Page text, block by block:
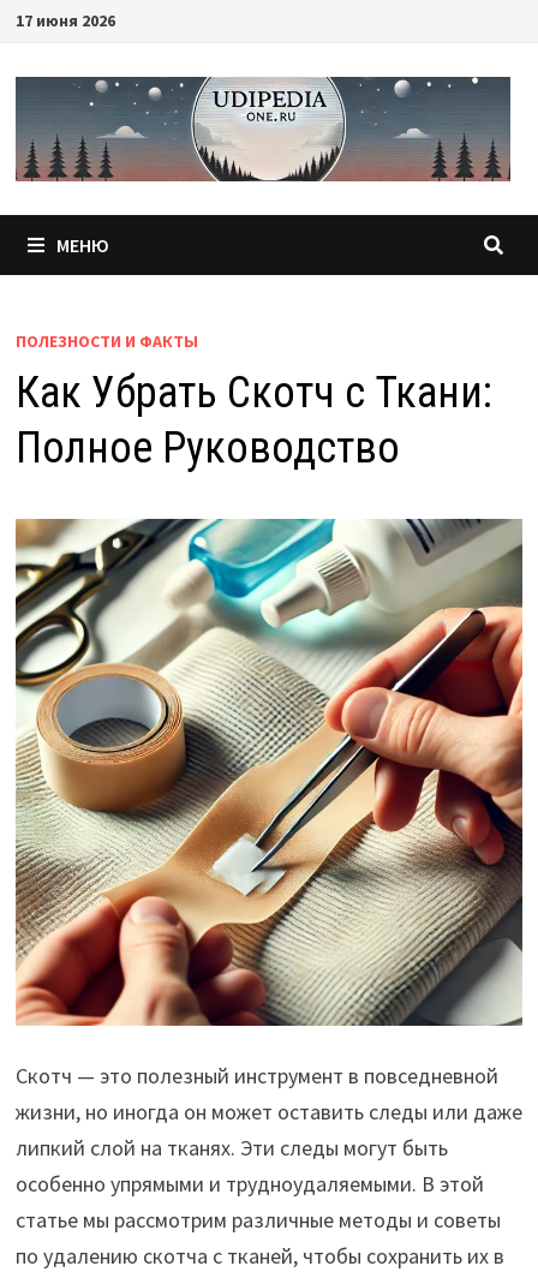
Перейти
содержимому
17 июня 2026
МЕНЮ
ПОЛЕЗНОСТИ И ФАКТЫ
Как Убрать Скотч с Ткани:
Полное Руководство
Скотч — это полезный инструмент в повседневной
жизни, но иногда он может оставить следы или даже
липкий слой на тканях. Эти следы могут быть
особенно упрямыми и трудноудаляемыми. В этой
статье мы рассмотрим различные методы и советы
по удалению скотча с тканей, чтобы сохранить их в